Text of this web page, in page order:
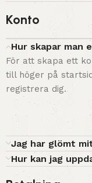
Konto
Hur skapar man
För att skapa ett
till höger på
registrera dig.
Jag har glömt
Hur kan jag